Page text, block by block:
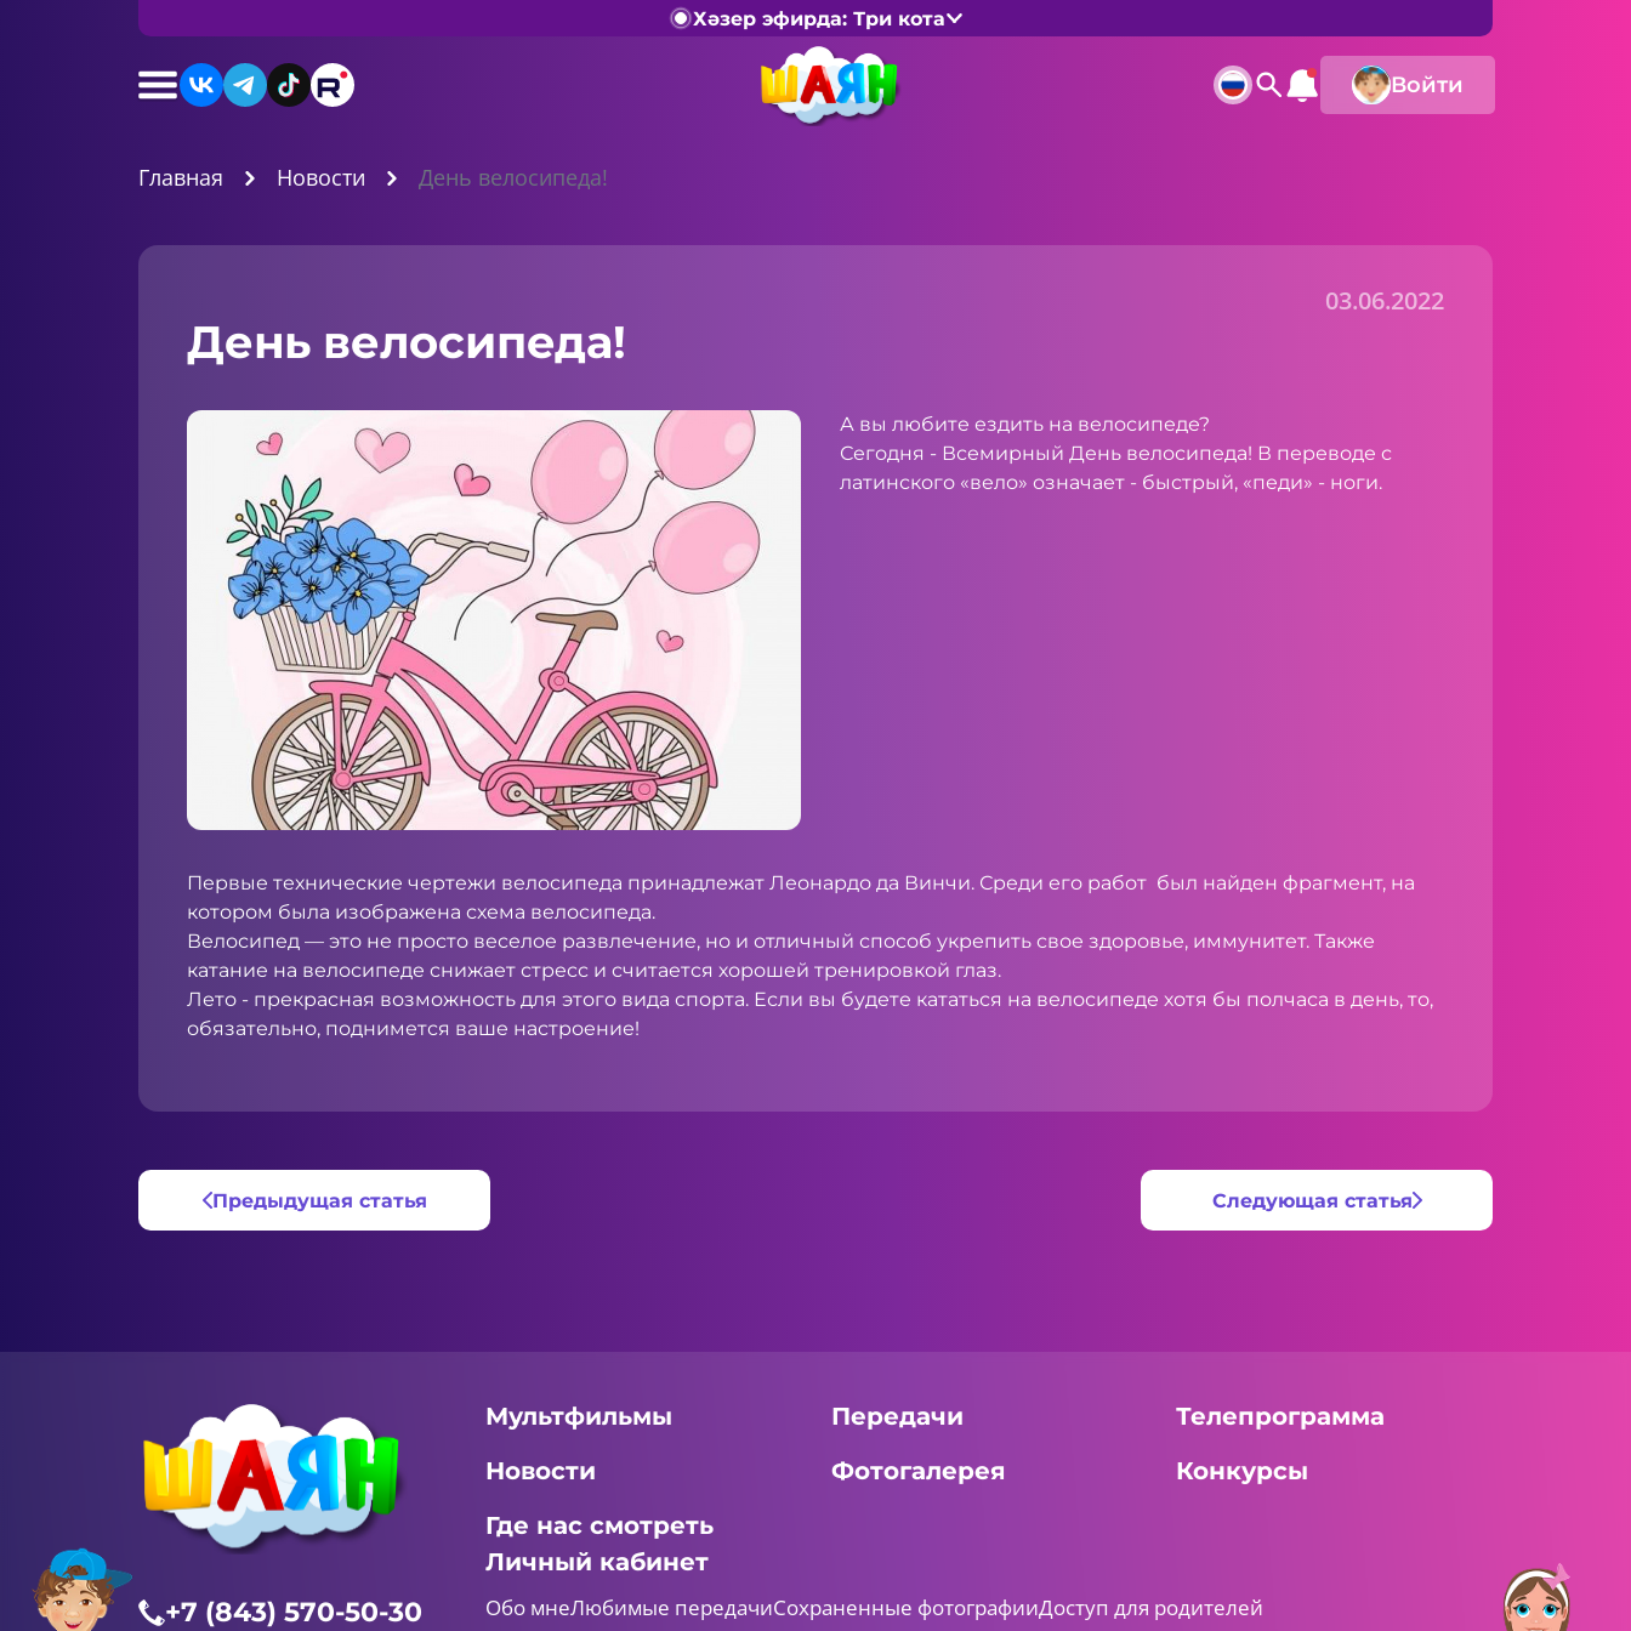
Хәзер эфирда: Три кота
Войти
Главная Новости День велосипеда!
03.06.2022
День велосипеда!
А вы любите ездить на велосипеде?
Сегодня - Всемирный День велосипеда! В переводе с
латинского «вело» означает - быстрый, «педи» - ноги.
Первые технические чертежи велосипеда принадлежат Леонардо да Винчи. Среди его работ был найден фрагмент, на
котором была изображена схема велосипеда.
Велосипед — это не просто веселое развлечение, но и отличный способ укрепить свое здоровье, иммунитет. Также
катание на велосипеде снижает стресс и считается хорошей тренировкой глаз.
Лето - прекрасная возможность для этого вида спорта. Если вы будете кататься на велосипеде хотя бы полчаса в день, то,
обязательно, поднимется ваше настроение!
Предыдущая статья Следующая статья
+7 (843) 570-50-30
Мультфильмы Передачи
Телепрограмма
Новости
Фотогалерея
Конкурсы
Где нас смотреть
Личный кабинет
Обо мнеЛюбимые передачиСохраненные фотографииДоступ для родителей